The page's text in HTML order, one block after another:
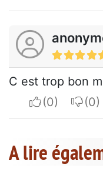
C est trop bon
I apreciate
I
A lire